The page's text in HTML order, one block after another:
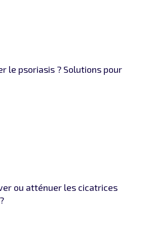
le psoriasis ? Solutions pour
ou atténuer les cicatrices